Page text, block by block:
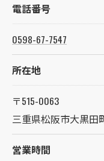
電話番号
0598-67-7547
所在地
〒515-0063
三重県松阪市大黒田
営業時間